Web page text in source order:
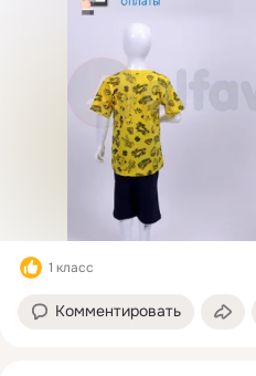
1 класс
Комментировать